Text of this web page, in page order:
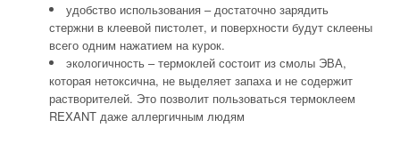
удобство использования – достаточно зарядить
стержни в клеевой пистолет, и поверхности будут склеены
всего одним нажатием на курок.
экологичность – термоклей состоит из смолы ЭВА,
которая нетоксична, не выделяет запаха и не содержит
растворителей. Это позволит пользоваться термоклеем
REXANT даже аллергичным людям